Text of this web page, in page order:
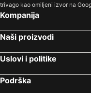
trivago kao omiljeni izvor na
Kompanija
Naši proizvodi
Uslovi i politike
Podrška